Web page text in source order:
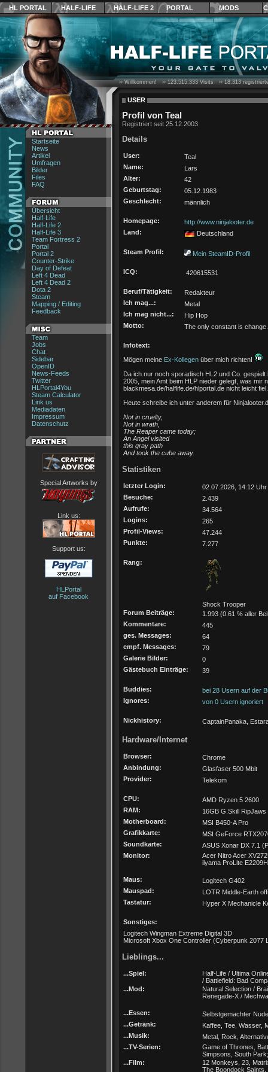
HL PORTAL HALF-LIFE HALF-LIFE 2 PORTAL MODS
Startseite
News
Artikel
Umfragen
Bilder
Files
FAQ
Übersicht
Half-Life
Half-Life 2
Half-Life 3
Team Fortress 2
Portal
Portal 2
Counter-Strike
Day of Defeat
Left 4 Dead
Left 4 Dead 2
Dota 2
Steam
Mapping / Editing
Feedback
Team
Jobs
Chat
Sidebar
OpenID
News-Feeds
Twitter
HLPortal4You
Steam Calculator
Link us
Mediadaten
Impressum
Datenschutz
Special Artworks by
Link us:
Support us:
HLPortal
auf Facebook
›› Willkommen! ››123.515.333Visits ››18.313
USER
Profil von Teal
Registriert seit 25.12.2003
Details
User:
Teal
Name:
Lars
Alter:
42
Geburtstag:
05.12.1983
Geschlecht:
männlich
Homepage:
http://www.ninjalooter.de
Land:
Deutschland
Steam Profil: Mein SteamID-Profil
ICQ: 420615531
Beruf/Tätigkeit:
Redakteur
Ich mag...:
Metal
Ich mag nicht...:
Hip Hop
Motto:
The only constant is change.
Infotext:
Mögen meine Ex-Kollegen über mich richten!
Da ich nur noch sporadisch HL2 und Co.
2005, mein Amt beim HLP nieder gelegt, was mir
blackmesa.de/halflife.de/hlportal.de nicht leicht fiel.
Heute schreibe ich unter anderem für
Not in cruelty,
Not in wrath,
The Reaper came today;
An Angel visited
this gray path
And took the cube away.
Statistiken
letzter Login:
02.07.2026, 14:12 Uhr
Besuche:
2.439
Aufrufe:
34.564
Logins:
265
Profil-Views:
47.244
Punkte:
7.277
Rang:
Shock Trooper
Forum Beiträge:
1.993 (0.61 % aller
Kommentare:
445
ges. Messages:
64
empf. Messages:
79
Galerie Bilder:
0
Gästebuch Einträge:
39
Buddies:
bei 28 Usern auf der
Ignores:
von 0 Usern ignoriert
Nickhistory: CaptainPanaka,
Hardware/Internet
Browser:
Chrome
Anbindung:
Glasfaser 500 Mbit
Provider:
Telekom
CPU:
AMD Ryzen 5 2600
RAM:
16GB G.Skill
Motherboard:
MSI B450-A Pro
Grafikkarte:
MSI GeForce
Soundkarte:
ASUS Xonar DX 7.1
Monitor:
Acer Nitro Acer
iiyama ProLite
Maus:
Logitech G402
Mauspad:
LOTR Middle-Earth
Tastatur:
Hyper X Mechanicle
Sonstiges:
Logitech Wingman Extreme Digital 3D
Microsoft Xbox One Controller (Cyberpunk 2077
Lieblings...
...Spiel:
Half-Life / Ultima
/ Battlefield: Bad
...Mod:
Natural Selection /
Renegade-X /
...Essen:
Selbstgemachter
...Getränk:
Kaffee, Tee, Wasser,
...Musik:
Metal, Rock,
...TV-Serien:
Game of Thrones,
Simpsons, South Park;
...Film:
12 Monkeys, 23,
The Boondock